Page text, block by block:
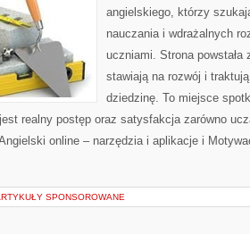
angielskiego, którzy
nauczania i wdrażalnych
uczniami. Strona
stawiają na rozwój i
dziedzinę. To miejsce
realny postęp oraz satysfakcja zarówno
online – narzędzia i aplikacje i
SPONSOROWANE